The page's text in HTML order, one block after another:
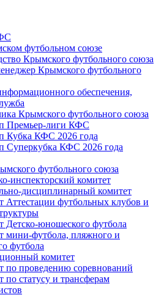
футбольном союзе
Крымского футбольного союза
Крымского футбольного
обеспечения,
Крымского футбольного союза
Премьер-лиги КФС
Кубка КФС 2026 года
Суперкубка КФС 2026 года
футбольного союза
инспекторский комитет
дисциплинарный комитет
Аттестации футбольных клубов и
Детско-юношеского футбола
мини-футбола, пляжного и
футбола
комитет
по проведению соревнований
по статусу и трансферам